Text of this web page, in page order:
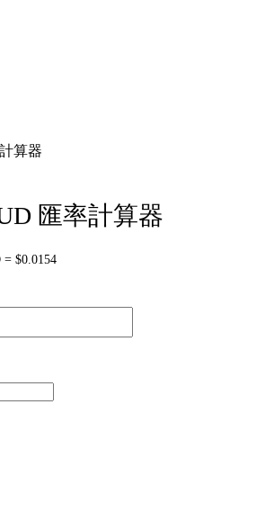
算器
匯率計算器
$0.0154